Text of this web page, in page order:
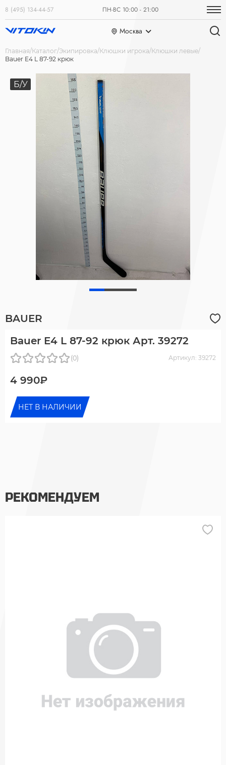
8 (495) 134-44-57 ПН-ВС 10:00 - 21:00
Москва
Главная Каталог Экипировка Клюшки игрока Клюшки левые
Bauer E4 L 87-92 крюк
Б/У
BAUER
Bauer E4 L 87-92 крюк Арт. 39272
(0) Артикул: 39272
4 990₽
НЕТ В НАЛИЧИИ
РЕКОМЕНДУЕМ